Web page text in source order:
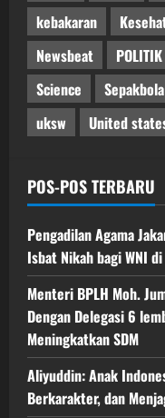
kebakaran
Newsbeat
POLITIK
Science
Sepakbola
uksw
United
POS-POS TERBARU
Pengadilan Agama
Isbat Nikah bagi WNI
Menteri BPLH Moh.
Dengan Delegasi 6
Meningkatkan SDM
Aliyuddin: Anak
Berkarakter, dan